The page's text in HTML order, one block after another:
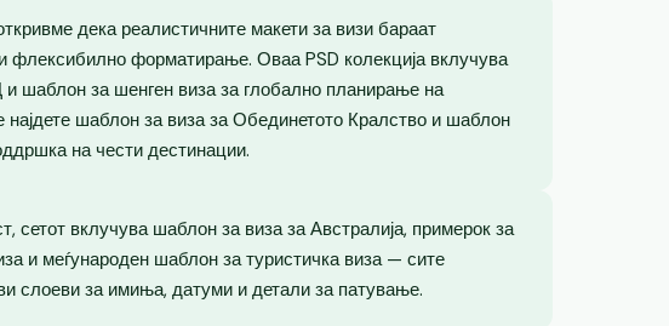
дека реалистичните макети за визи бараат
флексибилно форматирање. Оваа PSD колекција вклучува
шаблон за шенген виза за глобално планирање на
најдете шаблон за виза за Обединетото Кралство и шаблон
на чести дестинации.
сетот вклучува шаблон за виза за Австралија, примерок за
и меѓународен шаблон за туристичка виза — сите
слоеви за имиња, датуми и детали за патување.